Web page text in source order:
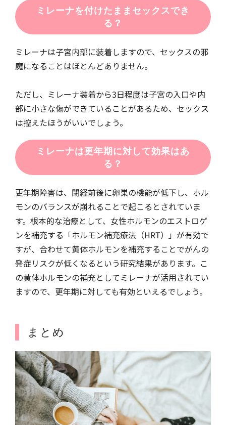
ミレーナを付けたままセックスでき
る？
ミレーナは子宮内部に装着しますので、セックスの邪
魔になることはほとんどありません。
ただし、ミレーナ装着から3日程度は子宮の入口や内
部に小さな傷ができていることがあるため、セックス
は控えたほうがいいでしょう。
ミレーナは更年期に対して効果はあ
る？
更年期障害は、閉経前後に卵巣の機能が低下し、ホル
モンのバランスが崩れることで起こるとされていま
す。根本的な治療として、女性ホルモンのエストロゲ
ンを補充する「ホルモン補充療法（HRT）」が有効で
すが、合わせて黄体ホルモンを補充することでがんの
発症リスクが低くなるという研究結果があります。こ
の黄体ホルモンの補充としてミレーナが活用されてい
ますので、更年期に対しても有効といえるでしょう。
まとめ